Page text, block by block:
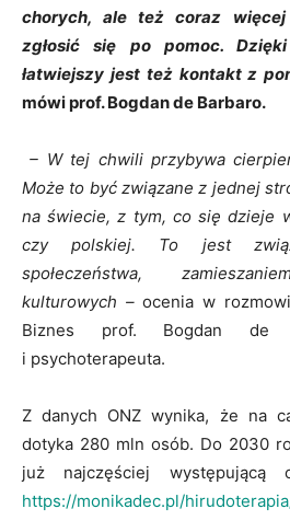
chorych, ale też coraz
zgłosić się po pomoc.
łatwiejszy jest też kontakt z
mówi prof. Bogdan de Barbaro.
– W tej chwili przybywa
Może to być związane z jednej
na świecie, z tym, co się dzieje
czy polskiej. To jest
społeczeństwa,
kulturowych –ocenia w
Biznes prof. Bogdan de
i psychoterapeuta.
Z danych ONZ wynika, że na
dotyka 280 mln osób. Do 2030
już najczęściej występującą
https://monikadec.pl/